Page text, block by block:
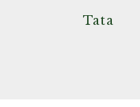
Tata